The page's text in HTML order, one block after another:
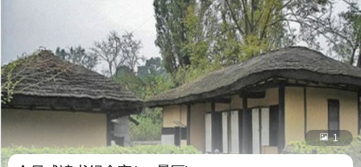
 1